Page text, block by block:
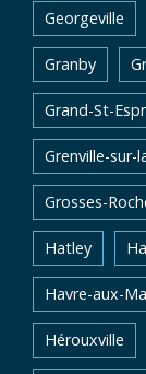
Georgeville
Granby
Grand-St-
Grenville-sur-
Grosses-
Hatley
Havre-aux-
Hérouxville